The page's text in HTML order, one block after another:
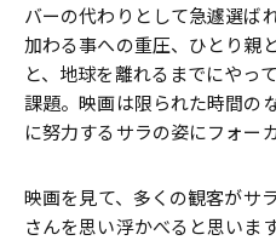
バーの代わりとして急遽選ば
加わる事への重圧、ひとり親
と、地球を離れるまでにやっ
課題。映画は限られた時間の
に努力するサラの姿にフォー
――映画を見て、多くの観客が
さんを思い浮かべると思いま